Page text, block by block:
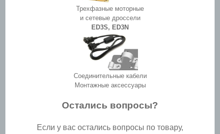
Трехфазные моторные
и сетевые дроссели
ED3S, ED3N
Соединительные кабели
Монтажные аксессуары
Остались вопросы?
Если у вас остались вопросы по товару,